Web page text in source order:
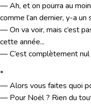
— Ah, et on pourra au
comme l’an dernier, y-a
— On va voir, mais c’est
cette année...
— C’est complètement
*
— Alors vous faites quoi
— Pour Noël ? Rien du